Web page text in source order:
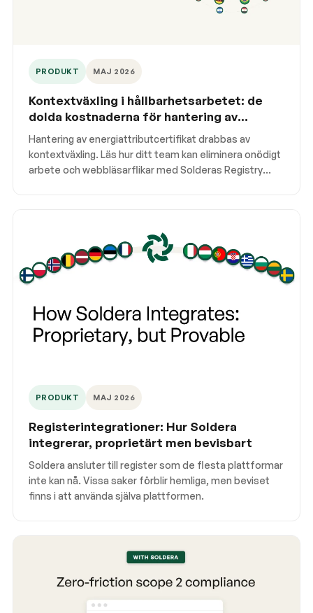
PRODUKT MAJ 2026
Kontextväxling i hållbarhetsarbetet: de
dolda kostnaderna för hantering av
förnybar energi
Hantering av energiattributcertifikat drabbas av
kontextväxling. Läs hur ditt team kan eliminera onödigt
arbete och webbläsarflikar med Solderas Registry
PRODUKT MAJ 2026
Registerintegrationer: Hur Soldera
integrerar, proprietärt men bevisbart
Soldera ansluter till register som de flesta plattformar
inte kan nå. Vissa saker förblir hemliga, men beviset
finns i att använda själva plattformen.